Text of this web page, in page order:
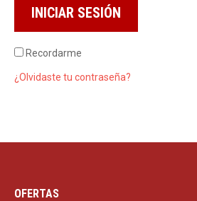
INICIAR SESIÓN
Recordarme
¿Olvidaste tu contraseña?
OFERTAS